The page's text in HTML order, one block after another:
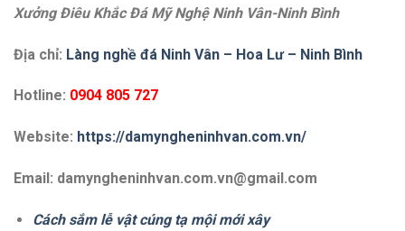
Xưởng Điêu Khắc Đá Mỹ Nghệ Ninh Vân-Ninh Bình
Địa chỉ: Làng nghề đá Ninh Vân – Hoa Lư – Ninh Bình
Hotline: 0904 805 727
Website: https://damyngheninhvan.com.vn/
Email: damyngheninhvan.com.vn@gmail.com
Cách sắm lễ vật cúng tạ mội mới xây